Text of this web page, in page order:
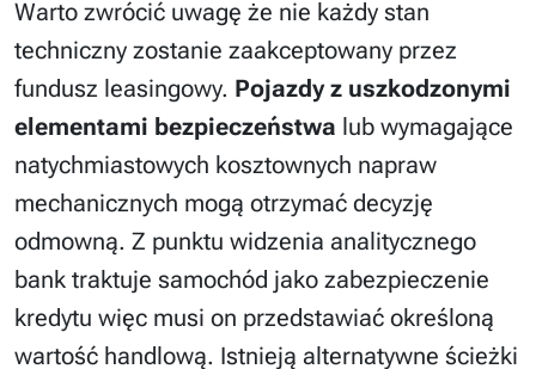
Warto zwrócić uwagę że nie każdy stan
techniczny zostanie zaakceptowany przez
fundusz leasingowy. Pojazdy z uszkodzonymi
elementami bezpieczeństwa lub wymagające
natychmiastowych kosztownych napraw
mechanicznych mogą otrzymać decyzję
odmowną. Z punktu widzenia analitycznego
bank traktuje samochód jako zabezpieczenie
kredytu więc musi on przedstawiać określoną
wartość handlową. Istnieją alternatywne ścieżki